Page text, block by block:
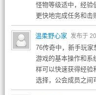
怪物等级适中，经验
更快地完成任务和击
温柔野心家 发布于
76传奇中，新手玩
游戏的基本操作和系
样可以快速获得经验
选择，公会成员之间